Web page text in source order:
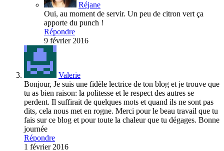
Réjane
Oui, au moment de servir. Un peu de citron vert ça
apporte du punch !
Répondre
9 février 2016
Valerie
Bonjour, Je suis une fidèle lectrice de ton blog et je trouve que
tu as bien raison: la politesse et le respect des autres se
perdent. Il suffirait de quelques mots et quand ils ne sont pas
dits, cela nous met en rogne. Merci pour le beau travail que tu
fais sur ce blog et pour toute la chaleur que tu dégages. Bonne
journée
Répondre
1 février 2016